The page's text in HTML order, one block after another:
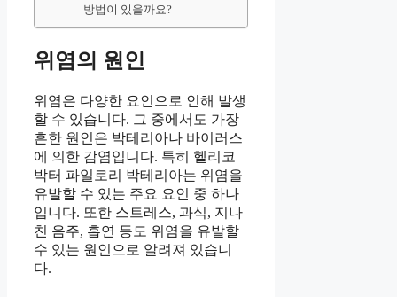
방법이 있을까요?
위염의 원인
위염은 다양한 요인으로 인해 발생
할 수 있습니다. 그 중에서도 가장
흔한 원인은 박테리아나 바이러스
에 의한 감염입니다. 특히 헬리코
박터 파일로리 박테리아는 위염을
유발할 수 있는 주요 요인 중 하나
입니다. 또한 스트레스, 과식, 지나
친 음주, 흡연 등도 위염을 유발할
수 있는 원인으로 알려져 있습니
다.